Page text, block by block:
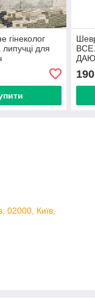
гінеколог
для
для
190
02000, Київ,